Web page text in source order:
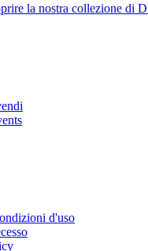
la nostra collezione di
d'uso